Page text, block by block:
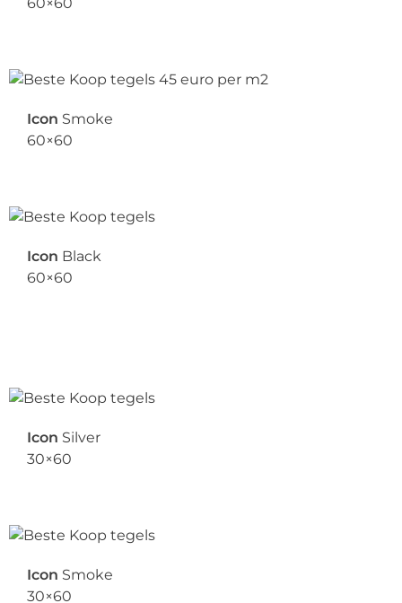
Icon Smoke
60×60
Icon Black
60×60
Icon Silver
30×60
Icon Smoke
30×60